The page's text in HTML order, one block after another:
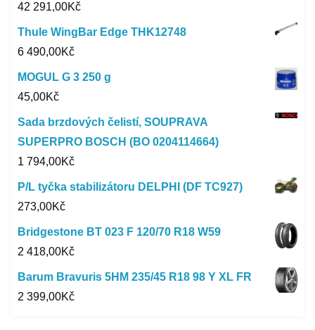
42 291,00Kč
Thule WingBar Edge THK12748
6 490,00Kč
MOGUL G 3 250 g
45,00Kč
Sada brzdových čelistí, SOUPRAVA
SUPERPRO BOSCH (BO 0204114664)
1 794,00Kč
P/L tyčka stabilizátoru DELPHI (DF TC927)
273,00Kč
Bridgestone BT 023 F 120/70 R18 W59
2 418,00Kč
Barum Bravuris 5HM 235/45 R18 98 Y XL FR
2 399,00Kč